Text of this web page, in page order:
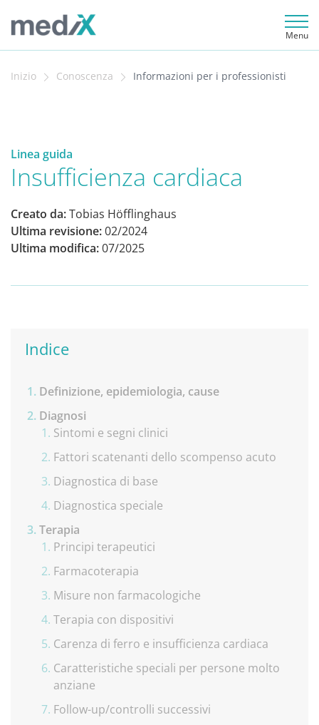
Menu
Inizio Conoscenza Informazioni per i professionisti
Linea guida
Insufficienza cardiaca
Creato da:Tobias Höfflinghaus
Ultima revisione:02/2024
Ultima modifica:07/2025
Indice
Definizione, epidemiologia, cause
Diagnosi
Sintomi e segni clinici
Fattori scatenanti dello scompenso acuto
Diagnostica di base
Diagnostica speciale
Terapia
Principi terapeutici
Farmacoterapia
Misure non farmacologiche
Terapia con dispositivi
Carenza di ferro e insufficienza cardiaca
Caratteristiche speciali per persone molto
anziane
Follow-up/controlli successivi